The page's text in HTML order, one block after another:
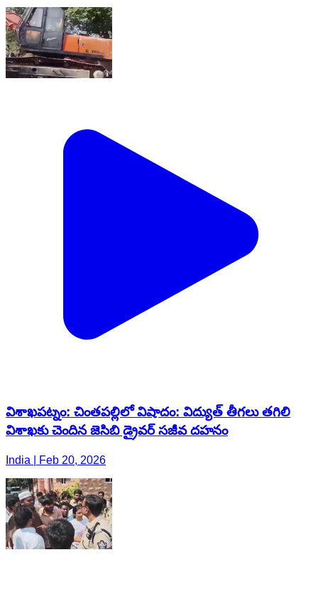
విశాఖపట్నం: చింతపల్లిలో విషాదం: విద్యుత్ తీగలు తగిలి
విశాఖ‌కు చెందిన జెసిబి డ్రైవర్ సజీవ దహనం
India | Feb 20, 2026